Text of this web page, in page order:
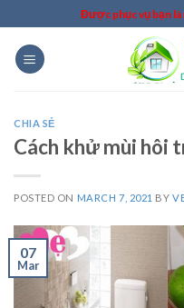
to
content
Được phục vụ bạn là
CHIA SẺ
Cách khử mùi hôi
POSTED ON MARCH 7, 2021 BY
07
Mar